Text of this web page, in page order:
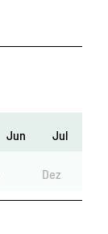
Jun Jul
Dez